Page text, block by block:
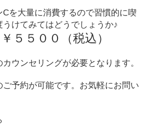
Cを大量に消費するので習慣的に喫
けてみてはどうでしょうか♪
５５００（税込）
ウンセリングが必要となります。
予約が可能です。お気軽にお問い